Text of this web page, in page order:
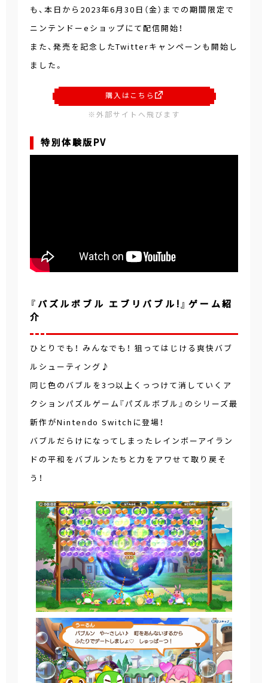
も、本日から2023年6月30日（金）までの期間限定で
ニンテンドーeショップにて配信開始！
また、発売を記念したTwitterキャンペーンも開始し
ました。
購入はこちら
※外部サイトへ飛びます
特別体験版PV
『パズルボブル エブリバブル!』ゲーム紹
介
ひとりでも！ みんなでも！ 狙ってはじける爽快バブ
ルシューティング♪
同じ色のバブルを3つ以上くっつけて消していくア
クションパズルゲーム『パズルボブル』のシリーズ最
新作がNintendo Switchに登場！
バブルだらけになってしまったレインボーアイラン
ドの平和をバブルンたちと力をアワせて取り戻そ
う！